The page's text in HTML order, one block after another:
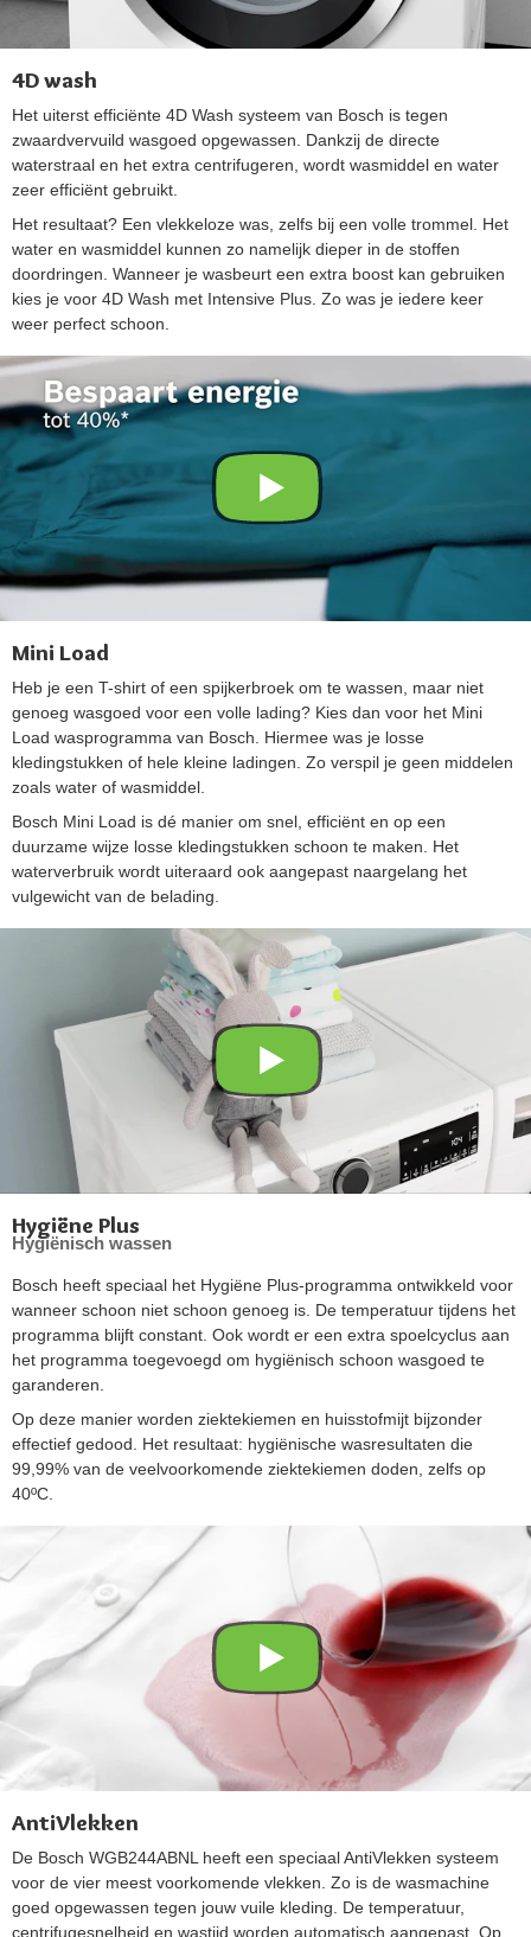
4D wash
Het uiterst efficiënte 4D Wash systeem van Bosch is tegen
zwaardvervuild wasgoed opgewassen. Dankzij de directe
waterstraal en het extra centrifugeren, wordt wasmiddel en water
zeer efficiënt gebruikt.
Het resultaat? Een vlekkeloze was, zelfs bij een volle trommel. Het
water en wasmiddel kunnen zo namelijk dieper in de stoffen
doordringen. Wanneer je wasbeurt een extra boost kan gebruiken
kies je voor 4D Wash met Intensive Plus. Zo was je iedere keer
weer perfect schoon.
Mini Load
Heb je een T-shirt of een spijkerbroek om te wassen, maar niet
genoeg wasgoed voor een volle lading? Kies dan voor het Mini
Load wasprogramma van Bosch. Hiermee was je losse
kledingstukken of hele kleine ladingen. Zo verspil je geen middelen
zoals water of wasmiddel.
Bosch Mini Load is dé manier om snel, efficiënt en op een
duurzame wijze losse kledingstukken schoon te maken. Het
waterverbruik wordt uiteraard ook aangepast naargelang het
vulgewicht van de belading.
Hygiëne Plus
Hygiënisch wassen
Bosch heeft speciaal het Hygiëne Plus-programma ontwikkeld voor
wanneer schoon niet schoon genoeg is. De temperatuur tijdens het
programma blijft constant. Ook wordt er een extra spoelcyclus aan
het programma toegevoegd om hygiënisch schoon wasgoed te
garanderen.
Op deze manier worden ziektekiemen en huisstofmijt bijzonder
effectief gedood. Het resultaat: hygiënische wasresultaten die
99,99% van de veelvoorkomende ziektekiemen doden, zelfs op
40ºC.
AntiVlekken
De Bosch WGB244ABNL heeft een speciaal AntiVlekken systeem
voor de vier meest voorkomende vlekken. Zo is de wasmachine
goed opgewassen tegen jouw vuile kleding. De temperatuur,
centrifugesnelheid en wastijd worden automatisch aangepast. Op